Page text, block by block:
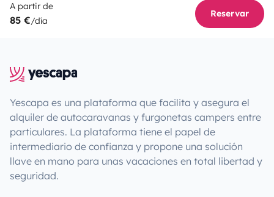
A partir de
85 €/día
Reservar
Yescapa es una plataforma que facilita y asegura el
alquiler de autocaravanas y furgonetas campers entre
particulares. La plataforma tiene el papel de
intermediario de confianza y propone una solución
llave en mano para unas vacaciones en total libertad y
seguridad.